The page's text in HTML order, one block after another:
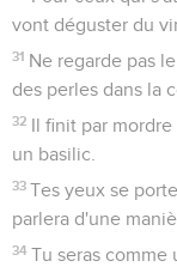
vont déguster du
31 Ne regarde pas
des perles dans la
32 Il finit par
un basilic.
33 Tes yeux se
parlera d'une
34 Tu seras comme